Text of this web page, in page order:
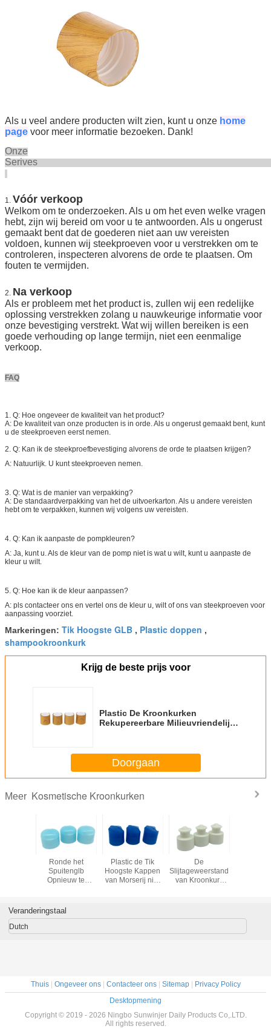
Als u veel andere producten wilt zien, kunt u onze home
page voor meer informatie bezoeken. Dank!
Onze
1. Vóór verkoop
Welkom om te onderzoeken. Als u om het even welke vragen
hebt, zijn wij bereid om voor u te antwoorden. Als u ongerust
gemaakt bent dat de goederen niet aan uw vereisten
voldoen, kunnen wij steekproeven voor u verstrekken om te
controleren, inspecteren alvorens de orde te plaatsen. Om
fouten te vermijden.
2. Na verkoop
Als er probleem met het product is, zullen wij een redelijke
oplossing verstrekken zolang u nauwkeurige informatie voor
onze bevestiging verstrekt. Wat wij willen bereiken is een
goede verhouding op lange termijn, niet een eenmalige
verkoop.
FAQ
1. Q: Hoe ongeveer de kwaliteit van het product?
A: De kwaliteit van onze producten is in orde. Als u ongerust gemaakt bent, kunt
u de steekproeven eerst nemen.
2. Q: Kan ik de steekproefbevestiging alvorens de orde te plaatsen krijgen?
A: Natuurlijk. U kunt steekproeven nemen.
3. Q: Wat is de manier van verpakking?
A: De standaardverpakking van het de uitvoerkarton. Als u andere vereisten
hebt om te verpakken, kunnen wij volgens uw vereisten.
4. Q: Kan ik aanpaste de pompkleuren?
A: Ja, kunt u. Als de kleur van de pomp niet is wat u wilt, kunt u aanpaste de
kleur u wilt.
5. Q: Hoe kan ik de kleur aanpassen?
A: pls contacteer ons en vertel ons de kleur u, wilt of ons van steekproeven voor
aanpassing voorziet.
Markeringen: Tik Hoogste GLB , Plastic doppen ,
shampookroonkurk
Krijg de beste prijs voor
Plastic De Kroonkurken
Rekupereerbare Milieuvriendelijk
Doorgaan
Meer Kosmetische Kroonkurken
Ronde het
Spuitenglb
Opnieuw te
Kleuren en
Grootte van de
Plastic de Tik
Hoogste Kappen
van Morserij niet
De
Slijtageweerstand
van Kroonkurk
Veranderingstaal
Dutch
Thuis| Ongeveer ons| Contacteer ons| Sitemap|
Privacy Policy
Desktopmening
Copyright © 2019 - 2026 Ningbo Sunwinjer Daily Products Co,.LTD.
All rights reserved.